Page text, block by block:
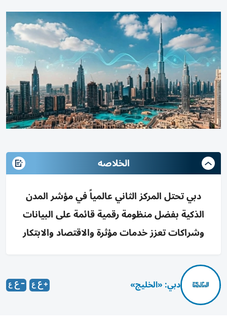
الخلاصه
دبي تحتل المركز الثاني عالمياً في مؤشر المدن
الذكية بفضل منظومة رقمية قائمة على البيانات
وشراكات تعزز خدمات مؤثرة والاقتصاد والابتكار
دبي: «الخليج»